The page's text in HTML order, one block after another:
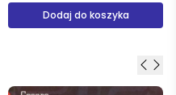
Dodaj do koszyka